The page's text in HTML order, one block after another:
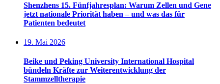
Shenzhens 15. Fünfjahresplan: Warum Zellen und Gene
jetzt nationale Priorität haben – und was das für
Patienten bedeutet
19. Mai 2026
Beike und Peking University International Hospital
bündeln Kräfte zur Weiterentwicklung der
Stammzelltherapie